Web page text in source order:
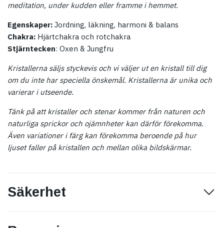
meditation, under kudden eller framme i hemmet.
Egenskaper: Jordning, läkning, harmoni & balans
Chakra: Hjärtchakra och rotchakra
Stjärntecken: Oxen & Jungfru
Kristallerna säljs styckevis och vi väljer ut en kristall till dig
om du inte har speciella önskemål. Kristallerna är unika och
varierar i utseende.
Tänk på att kristaller och stenar kommer från naturen och
naturliga sprickor och ojämnheter kan därför förekomma.
Även variationer i färg kan förekomma beroende på hur
ljuset faller på kristallen och mellan olika bildskärmar.
Säkerhet